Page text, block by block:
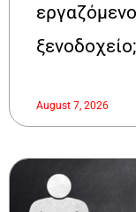
ξενοδοχείο;
August 7, 2026